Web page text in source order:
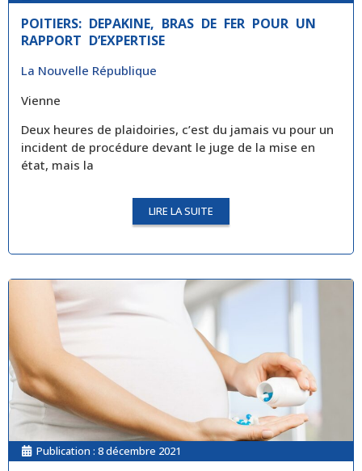
POITIERS: DEPAKINE, BRAS DE FER POUR UN
RAPPORT D’EXPERTISE
La Nouvelle République
Vienne
Deux heures de plaidoiries, c’est du jamais vu pour un
incident de procédure devant le juge de la mise en
état, mais la
LIRE LA SUITE
Publication : 8 décembre 2021